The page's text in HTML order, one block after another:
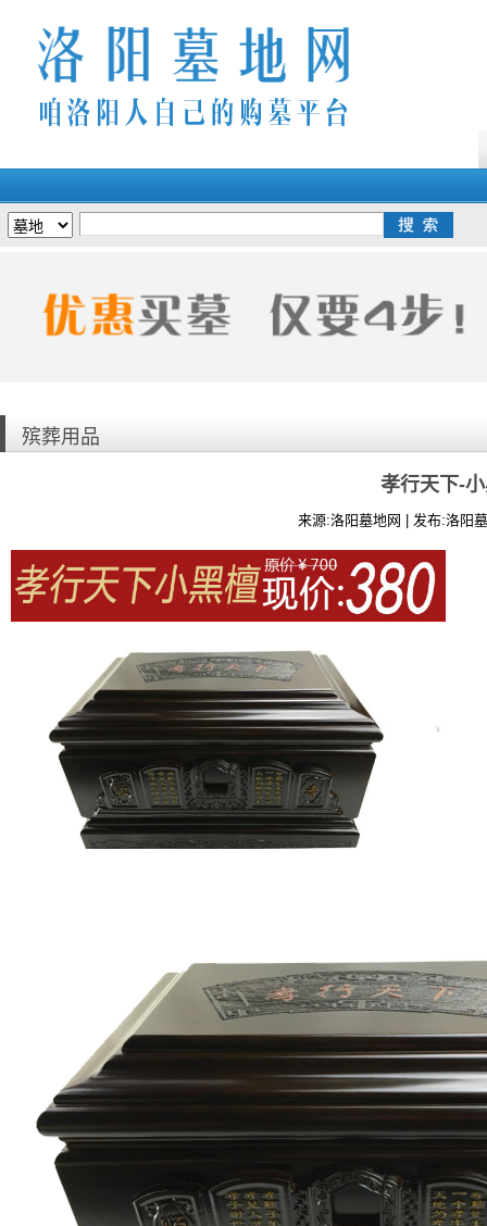
殡葬用品
孝行天下-
来源:洛阳墓地网 | 发布:洛阳